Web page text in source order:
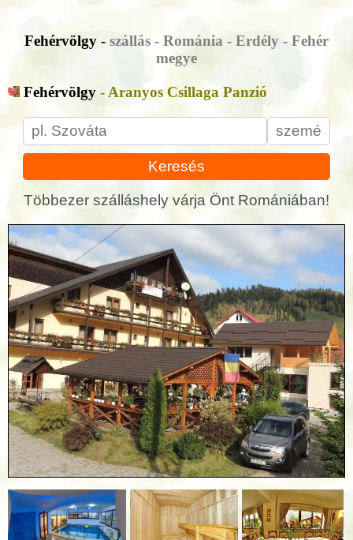
Fehérvölgy - szállás - Románia - Erdély - Fehér
megye
Fehérvölgy - Aranyos Csillaga Panzió
Keresés
Többezer szálláshely várja Önt Romániában!